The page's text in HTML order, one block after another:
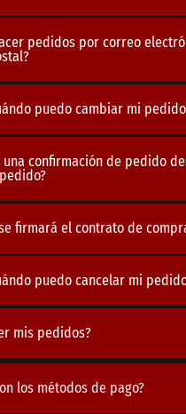
pedidos por correo
puedo cambiar mi
una confirmación de pedido
firmará el contrato de
puedo cancelar mi
mis pedidos?
los métodos de pago?